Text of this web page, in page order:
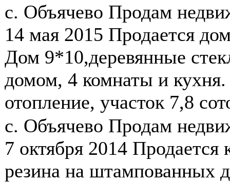
с. Объячево Продам
14 мая 2015 Продается
Дом 9*10,деревянные
домом, 4 комнаты и кухня.
отопление, участок 7,8
с. Объячево Продам
7 октября 2014 Продается
резина на штампованных